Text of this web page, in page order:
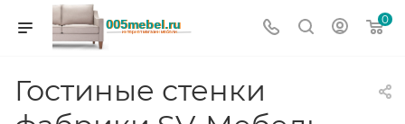
0
Гостиные стенки